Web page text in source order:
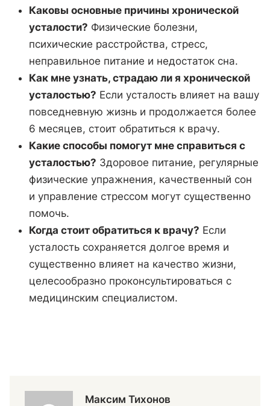
Каковы основные причины хронической
усталости? Физические болезни,
психические расстройства, стресс,
неправильное питание и недостаток сна.
Как мне узнать, страдаю ли я хронической
усталостью? Если усталость влияет на вашу
повседневную жизнь и продолжается более
6 месяцев, стоит обратиться к врачу.
Какие способы помогут мне справиться с
усталостью? Здоровое питание, регулярные
физические упражнения, качественный сон
и управление стрессом могут существенно
помочь.
Когда стоит обратиться к врачу? Если
усталость сохраняется долгое время и
существенно влияет на качество жизни,
целесообразно проконсультироваться с
медицинским специалистом.
Максим Тихонов